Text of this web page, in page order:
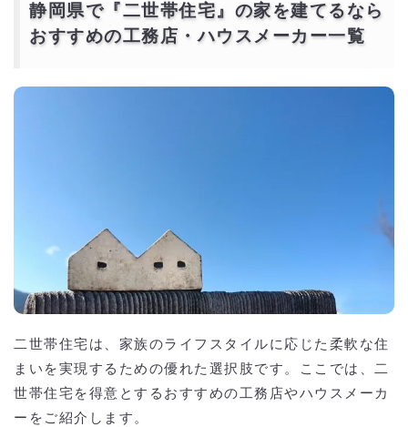
静岡県で『二世帯住宅』の家を建てるなら
おすすめの工務店・ハウスメーカー一覧
二世帯住宅は、家族のライフスタイルに応じた柔軟な住
まいを実現するための優れた選択肢です。ここでは、二
世帯住宅を得意とするおすすめの工務店やハウスメーカ
ーをご紹介します。